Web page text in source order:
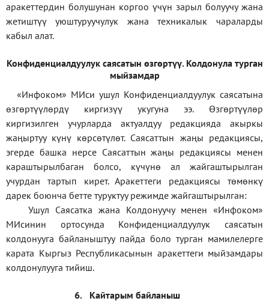
аракеттердин болушунан коргоо үчүн зарыл болуучу жана
жетиштүү уюштуруучулук жана техникалык чараларды
кабыл алат.
Конфиденциалдуулук саясатын өзгөртүү. Колдонула турган
мыйзамдар
«Инфоком» МИси ушул Конфиденциалдуулук саясатына
өзгөртүүлөрдү киргизүү укугуна ээ. Өзгөртүүлөр
киргизилген учурларда актуалдуу редакцияда акыркы
жаңыртуу күнү көрсөтүлөт. Саясаттын жаңы редакциясы,
эгерде башка нерсе Саясаттын жаңы редакциясы менен
караштырылбаган болсо, күчүнө ал жайгаштырылган
учурдан тартып кирет. Аракеттеги редакциясы төмөнкү
дарек боюнча бетте туруктуу режимде жайгаштырылган:
Ушул Саясатка жана Колдонуучу менен «Инфоком»
МИсинин ортосунда Конфиденциалдуулук саясатын
колдонууга байланыштуу пайда боло турган мамилелерге
карата Кыргыз Республикасынын аракеттеги мыйзамдары
колдонулууга тийиш.
6. Кайтарым байланыш